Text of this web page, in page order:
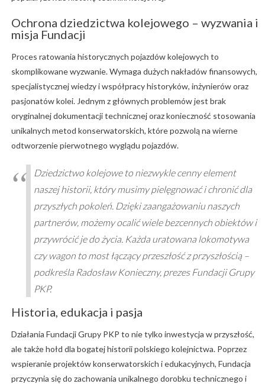
Ochrona dziedzictwa kolejowego – wyzwania i
misja Fundacji
Proces ratowania historycznych pojazdów kolejowych to
skomplikowane wyzwanie. Wymaga dużych nakładów finansowych,
specjalistycznej wiedzy i współpracy historyków, inżynierów oraz
pasjonatów kolei. Jednym z głównych problemów jest brak
oryginalnej dokumentacji technicznej oraz konieczność stosowania
unikalnych metod konserwatorskich, które pozwolą na wierne
odtworzenie pierwotnego wyglądu pojazdów.
Dziedzictwo kolejowe to niezwykle cenny element
naszej historii, który musimy pielęgnować i chronić dla
przyszłych pokoleń. Dzięki zaangażowaniu naszych
partnerów, możemy ocalić wiele bezcennych obiektów i
przywrócić je do życia. Każda uratowana lokomotywa
czy wagon to most łączący przeszłość z przyszłością –
podkreśla Radosław Konieczny, prezes Fundacji Grupy
PKP.
Historia, edukacja i pasja
Działania Fundacji Grupy PKP to nie tylko inwestycja w przyszłość,
ale także hołd dla bogatej historii polskiego kolejnictwa. Poprzez
wspieranie projektów konserwatorskich i edukacyjnych, Fundacja
przyczynia się do zachowania unikalnego dorobku technicznego i